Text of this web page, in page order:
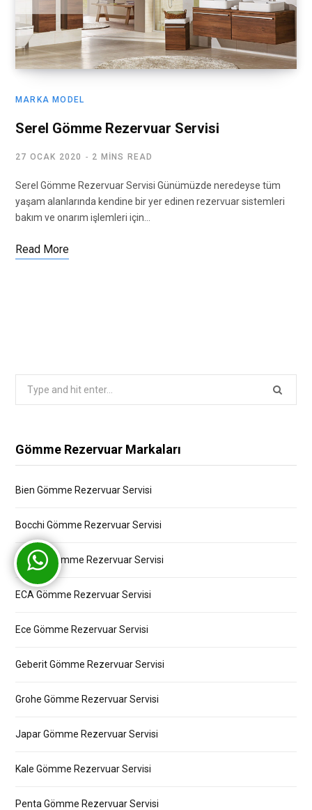
MARKA MODEL
Serel Gömme Rezervuar Servisi
27 OCAK 2020 2 MINS READ
Serel Gömme Rezervuar Servisi Günümüzde neredeyse tüm
yaşam alanlarında kendine bir yer edinen rezervuar sistemleri
bakım ve onarım işlemleri için…
Read More
Gömme Rezervuar Markaları
Bien Gömme Rezervuar Servisi
Bocchi Gömme Rezervuar Servisi
Creavit Gömme Rezervuar Servisi
ECA Gömme Rezervuar Servisi
Ece Gömme Rezervuar Servisi
Geberit Gömme Rezervuar Servisi
Grohe Gömme Rezervuar Servisi
Japar Gömme Rezervuar Servisi
Kale Gömme Rezervuar Servisi
Penta Gömme Rezervuar Servisi